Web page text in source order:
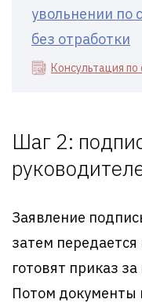
увольнении по
без отработки
Консультация
Шаг 2:
Заявление
затем
готовят приказ
Потом документы